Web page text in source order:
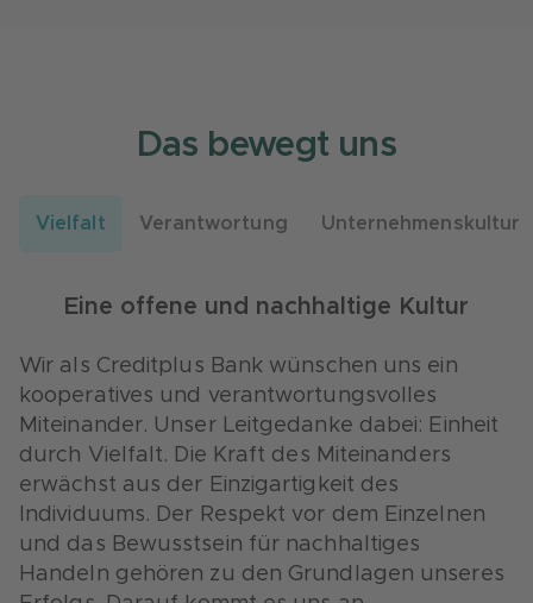
Das bewegt uns
Vielfalt Verantwortung Unternehmenskultur
Eine offene und nachhaltige Kultur
Wir als Creditplus Bank wünschen uns ein
kooperatives und verantwortungsvolles
Miteinander. Unser Leitgedanke dabei: Einheit
durch Vielfalt. Die Kraft des Miteinanders
erwächst aus der Einzigartigkeit des
Individuums. Der Respekt vor dem Einzelnen
und das Bewusstsein für nachhaltiges
Handeln gehören zu den Grundlagen unseres
Herz und Weitblick
Zukunftsfähiges Handeln entsteht, wenn jede
und jeder Verantwortung in ökologischer,
sozialer, kultureller und ökonomischer Hinsicht
übernimmt. Die Natur ist die Lebensgrundlage
der Menschen. Wir möchten sie auch für
nachfolgende Generationen erhalten und
unseren Beitrag dazu leisten. Dazu integrieren
wir umweltfreundliche Lösungen in unsere
erreichen
Der Mensch steht im Mittelpunkt all unseres
Handelns – egal ob Kundinnen und Kunden,
Mitarbeitende oder Partner. Wir wollen jedem
Einzelnen Entwicklungsmöglichkeiten bieten –
nachhaltig, innovativ und sinnhaft. Die
Creditplus sieht sich als Teil einer bunten
Gesellschaft. Die Kreativität, die Leidenschaft
und die Leistungsbereitschaft unserer